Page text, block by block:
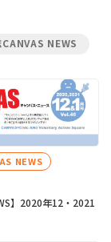
NEWS
NEWS
】2020年12・2021